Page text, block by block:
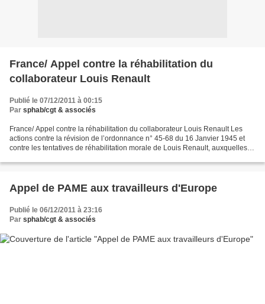
France/ Appel contre la réhabilitation du
collaborateur Louis Renault
Publié le 07/12/2011 à 00:15
Par sphab/cgt & associés
France/ Appel contre la réhabilitation du collaborateur Louis Renault Les
actions contre la révision de l’ordonnance n° 45-68 du 16 Janvier 1945 et
contre les tentatives de réhabilitation morale de Louis Renault, auxquelles
Appel de PAME aux travailleurs d'Europe
Publié le 06/12/2011 à 23:16
Par sphab/cgt & associés